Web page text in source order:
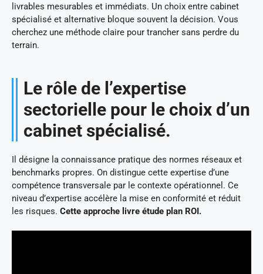
livrables mesurables et immédiats. Un choix entre cabinet
spécialisé et alternative bloque souvent la décision. Vous
cherchez une méthode claire pour trancher sans perdre du
terrain.
Le rôle de l’expertise
sectorielle pour le choix d’un
cabinet spécialisé.
Il désigne la connaissance pratique des normes réseaux et
benchmarks propres. On distingue cette expertise d’une
compétence transversale par le contexte opérationnel. Ce
niveau d’expertise accélère la mise en conformité et réduit
les risques. Cette approche livre étude plan ROI.